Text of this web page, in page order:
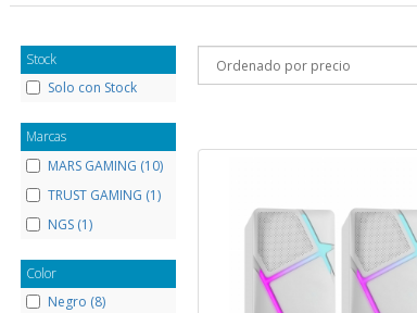
Stock
Solo con Stock
Marcas
MARS GAMING (10)
TRUST GAMING (1)
NGS (1)
Color
Negro (8)